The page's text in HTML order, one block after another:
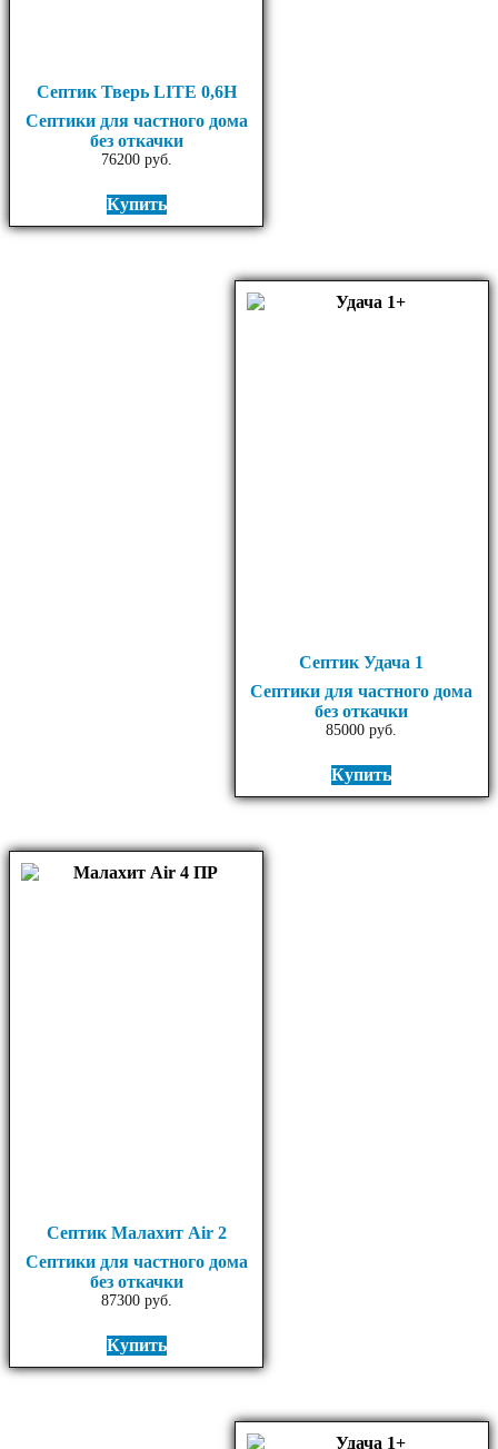
Септик Тверь LITE 0,6Н
Септики для частного дома
без откачки
76200руб.
Купить
Септик Удача 1
Септики для частного дома
без откачки
85000 руб.
Купить
Септик Малахит Air 2
Септики для частного дома
без откачки
87300руб.
Купить